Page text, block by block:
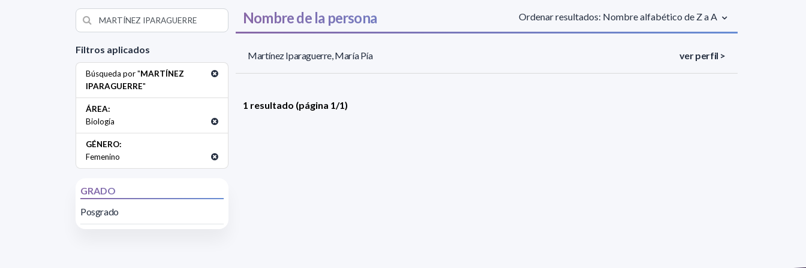
Filtros aplicados
Búsqueda por "MARTÍNEZ
IPARAGUERRE"
ÁREA:
Biología
GÉNERO:
Femenino
GRADO
Posgrado
Nombre de la persona Ordenar resultados: Nombre alfabético de Z a A
Martínez Iparaguerre, María Pía ver perfil >
1 resultado (página 1/1)